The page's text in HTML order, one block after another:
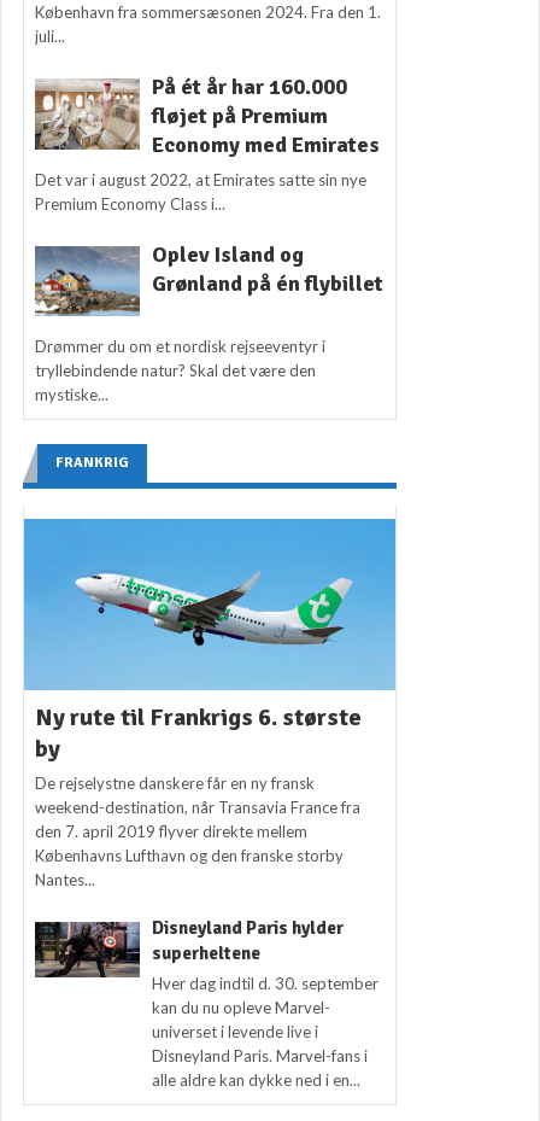
København fra sommersæsonen 2024. Fra den 1.
juli...
På ét år har 160.000
fløjet på Premium
Economy med Emirates
Det var i august 2022, at Emirates satte sin nye
Premium Economy Class i...
Oplev Island og
Grønland på én flybillet
Drømmer du om et nordisk rejseeventyr i
tryllebindende natur? Skal det være den
mystiske...
FRANKRIG
Ny rute til Frankrigs 6. største
by
De rejselystne danskere får en ny fransk
weekend-destination, når Transavia France fra
den 7. april 2019 flyver direkte mellem
Københavns Lufthavn og den franske storby
Nantes...
Disneyland Paris hylder
superheltene
Hver dag indtil d. 30. september
kan du nu opleve Marvel-
universet i levende live i
Disneyland Paris. Marvel-fans i
alle aldre kan dykke ned i en...